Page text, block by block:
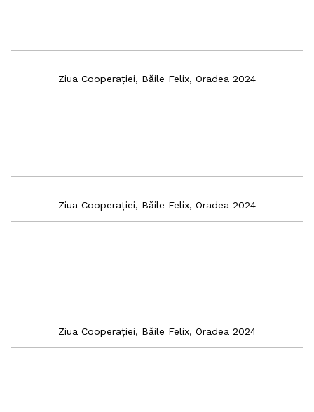
Ziua Cooperației, Băile Felix, Oradea 2024
Ziua Cooperației, Băile Felix, Oradea 2024
Ziua Cooperației, Băile Felix, Oradea 2024